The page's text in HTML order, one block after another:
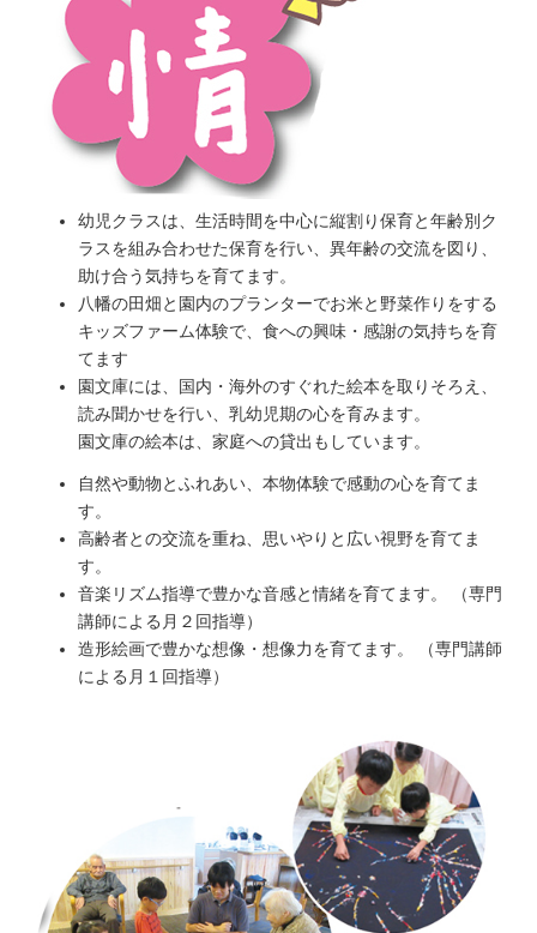
幼児クラスは、生活時間を中心に縦割り保育と年齢別ク
ラスを組み合わせた保育を行い、異年齢の交流を図り、
助け合う気持ちを育てます。
八幡の田畑と園内のプランターでお米と野菜作りをする
キッズファーム体験で、食への興味・感謝の気持ちを育
てます
園文庫には、国内・海外のすぐれた絵本を取りそろえ、
読み聞かせを行い、乳幼児期の心を育みます。
園文庫の絵本は、家庭への貸出もしています。
自然や動物とふれあい、本物体験で感動の心を育てま
す。
高齢者との交流を重ね、思いやりと広い視野を育てま
す。
音楽リズム指導で豊かな音感と情緒を育てます。 （専門
講師による月２回指導）
造形絵画で豊かな想像・想像力を育てます。 （専門講師
による月１回指導）